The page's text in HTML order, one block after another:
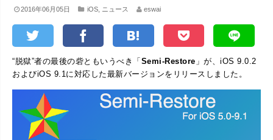
2016年06月05日 iOS, ニュース eswai
“脱獄”者の最後の砦ともいうべき「Semi-Restore 」が、iOS 9.0.2
およびiOS 9.1に対応した最新バージョンをリリースしました。